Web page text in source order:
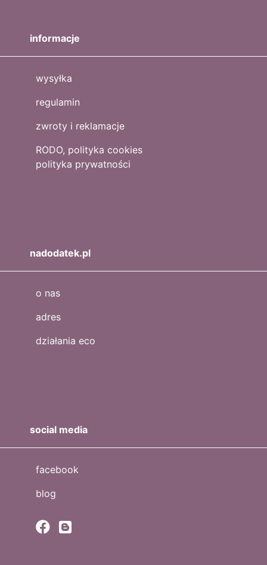
informacje
wysyłka
regulamin
zwroty i reklamacje
RODO, polityka cookies
polityka prywatności
nadodatek.pl
o nas
adres
działania eco
social media
facebook
blog